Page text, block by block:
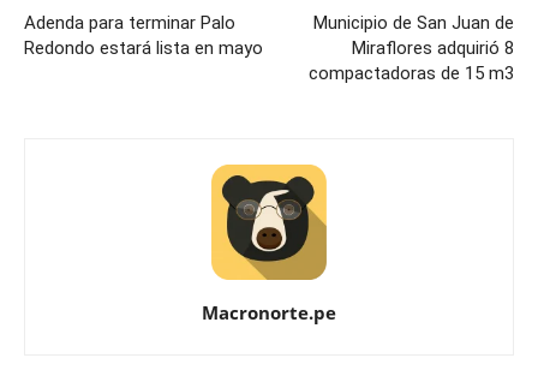
Adenda para terminar Palo
Redondo estará lista en mayo
Municipio de San Juan de
Miraflores adquirió 8
compactadoras de 15 m3
Macronorte.pe